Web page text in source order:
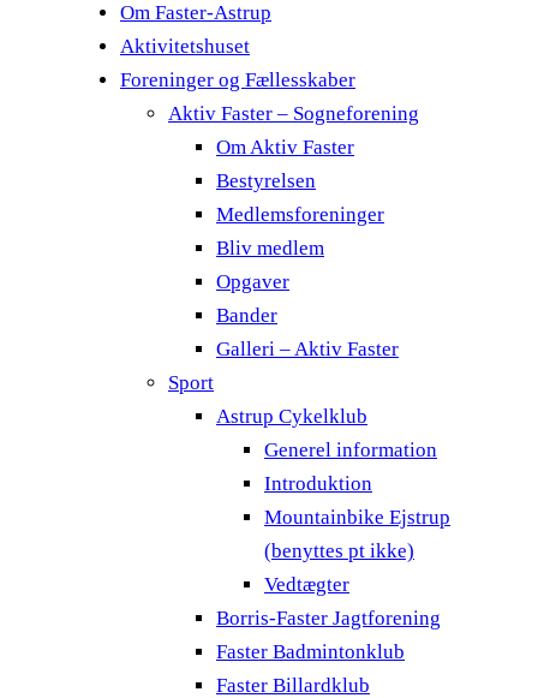
Om Faster-Astrup
Aktivitetshuset
Foreninger og Fællesskaber
Aktiv Faster – Sogneforening
Om Aktiv Faster
Bestyrelsen
Medlemsforeninger
Bliv medlem
Opgaver
Bander
Galleri – Aktiv Faster
Sport
Astrup Cykelklub
Generel information
Introduktion
Mountainbike Ejstrup
(benyttes pt ikke)
Vedtægter
Borris-Faster Jagtforening
Faster Badmintonklub
Faster Billardklub